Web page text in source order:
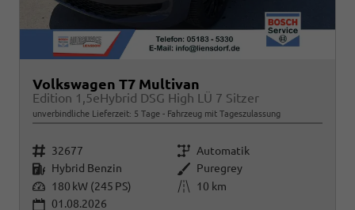
Volkswagen T7 Multivan
Edition 1,5eHybrid DSG High LÜ 7 Sitzer
unverbindliche Lieferzeit: 5 Tage Fahrzeug mit Tageszulassung
Fahrzeugnr. 32677 Getriebe Automatik
Kraftstoff Hybrid Benzin Außenfarbe Puregrey
Leistung 180 kW (245 PS) Kilometerstand
10 km
01.08.2026